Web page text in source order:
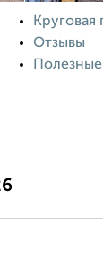
Круговая
Отзывы